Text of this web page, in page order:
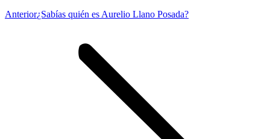
AnteriorPublicación
¿Sabías quién es Aurelio Llano Posada?